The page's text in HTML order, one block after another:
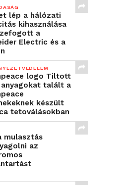
lép a hálózati
kihasználása
a
Electric és a
logo Tiltott
anyagokat talált a
készült
tetoválásokban
mulasztás
az